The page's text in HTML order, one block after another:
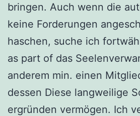
bringen. Auch wenn die
keine Forderungen
haschen, suche ich
as part of das
anderem min. einen
dessen Diese langweilige
ergründen vermögen. Ich